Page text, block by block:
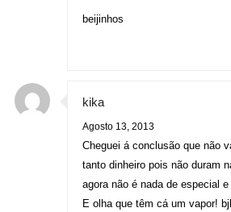
beijinhos
kika
Agosto 13, 2013
Cheguei á conclusão que não
tanto dinheiro pois não duram
agora não é nada de especial
E olha que têm cá um vapor!